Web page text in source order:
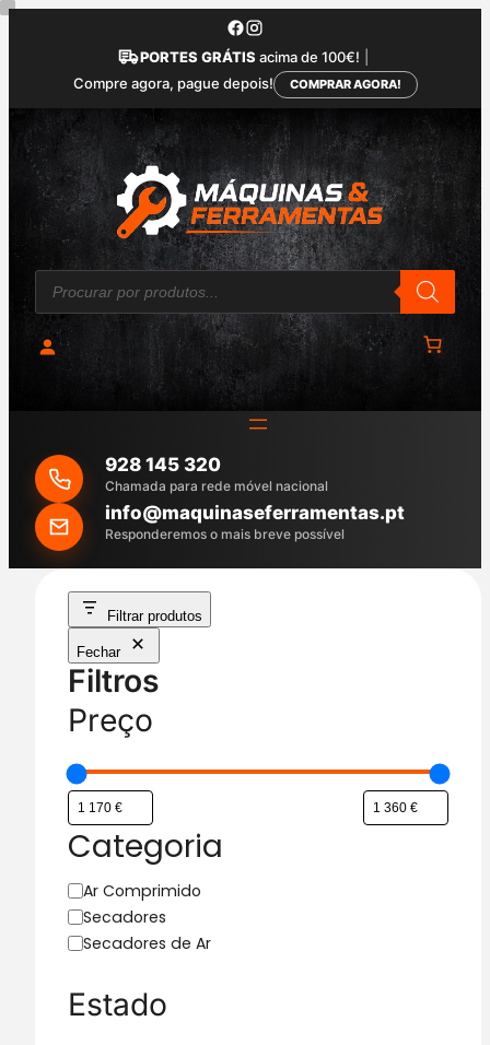
Saltar
conteúdo
PORTES GRÁTIS acima de 100€!
Compre agora, pague depois!
COMPRAR AGORA!
P
o
u
r
c
h
928 145 320
Chamada para rede móvel nacional
info@maquinaseferramentas.pt
Responderemos o mais breve possível
Filtrar produtos
Fechar
Filtros
Preço
Categoria
C
a
t
o
Ar Comprimido
Secadores
Secadores de Ar
Estado